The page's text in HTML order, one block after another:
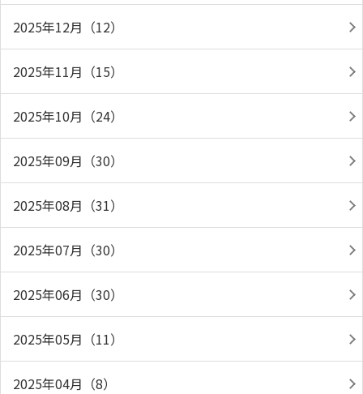
2025年12月（12）
2025年11月（15）
2025年10月（24）
2025年09月（30）
2025年08月（31）
2025年07月（30）
2025年06月（30）
2025年05月（11）
2025年04月（8）